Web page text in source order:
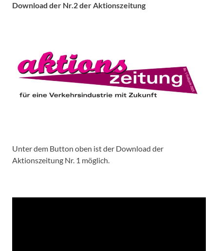
Download der Nr.2 der Aktionszeitung
Unter dem Button oben ist der Download der
Aktionszeitung Nr. 1 möglich.